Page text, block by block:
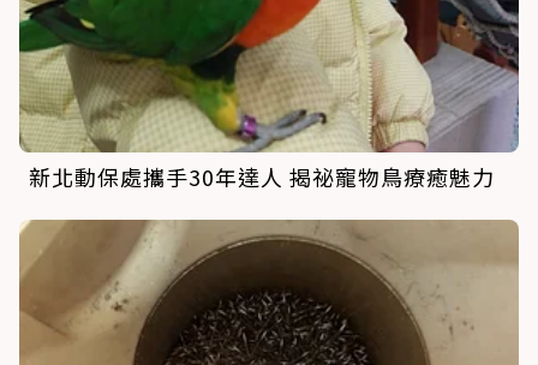
新北動保處攜手30年達人 揭祕寵物鳥療癒魅力